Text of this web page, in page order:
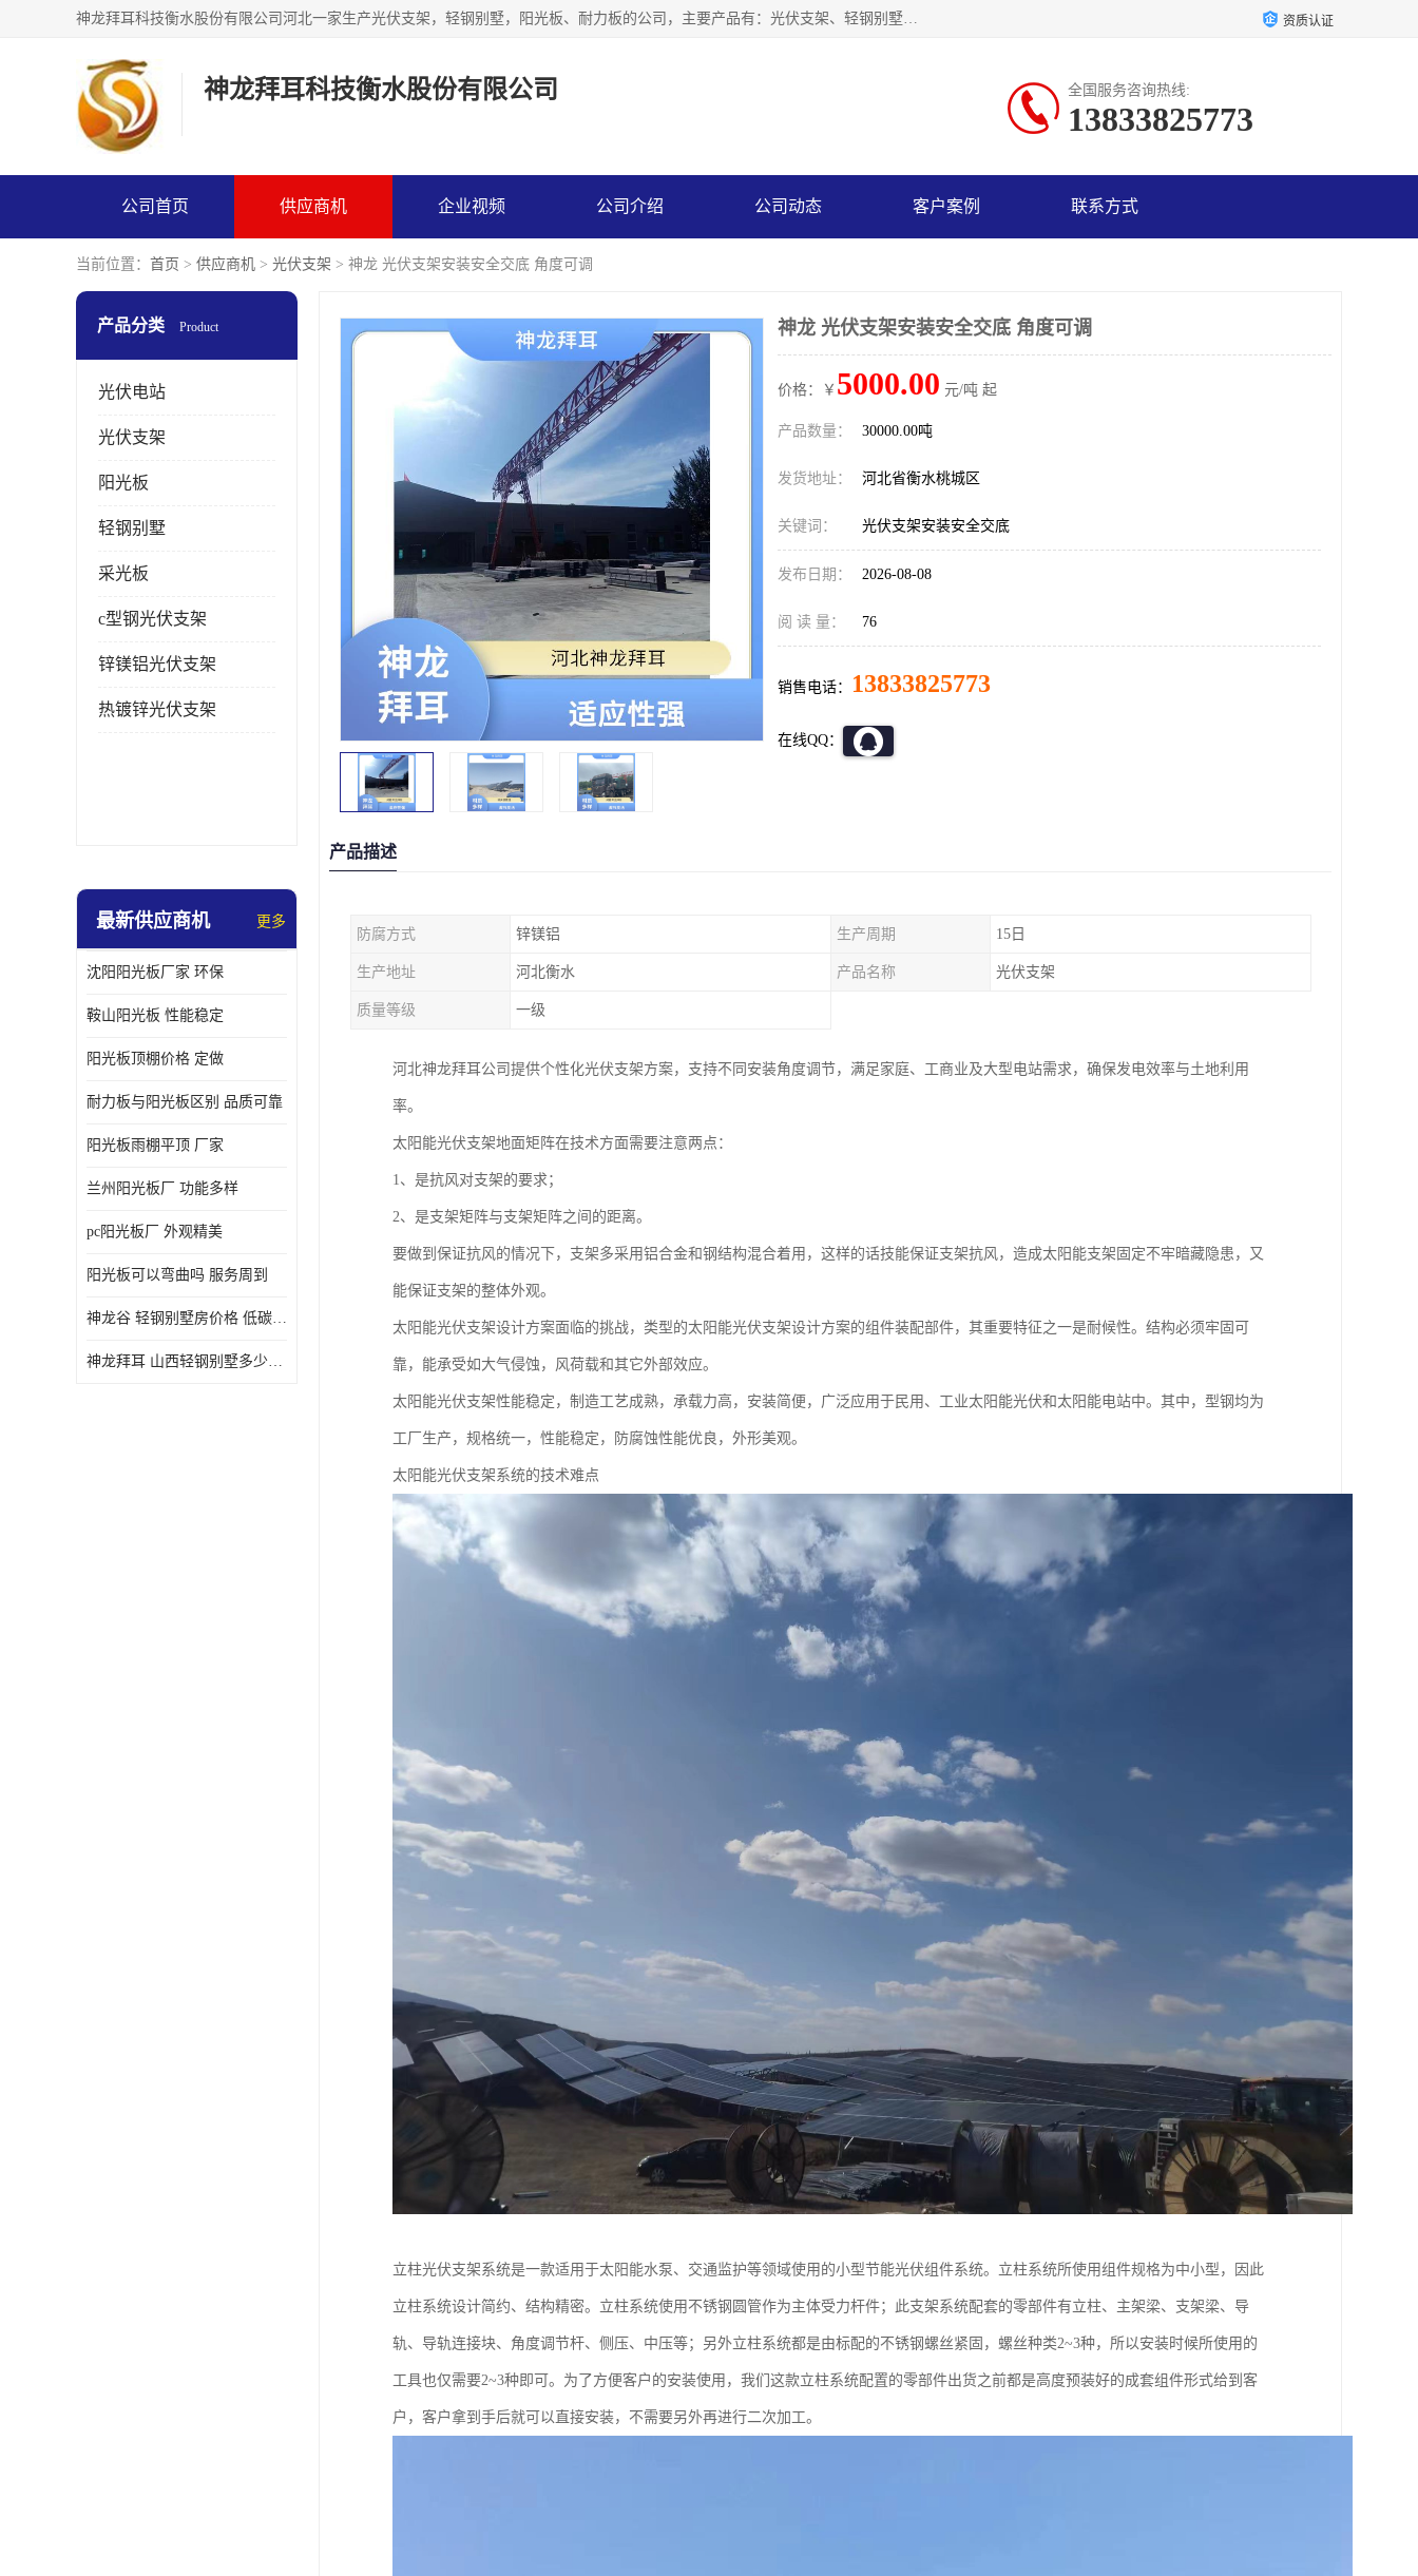
神龙拜耳科技衡水股份有限公司河北一家生产光伏支架，轻钢别墅，阳光板、耐力板的公司，主要产品有：光伏支架、轻钢别墅、阳光板、耐力板、采光板等，公司参与制定了多项标准。 资质认证
神龙拜耳科技衡水股份有限公司 全国服务咨询热线:
13833825773
公司首页 供应商机 企业视频 公司介绍 公司动态 客户案例 联系方式
当前位置： 首页 > 供应商机 > 光伏支架 > 神龙 光伏支架安装安全交底 角度可调
产品分类 Product
光伏电站
光伏支架
阳光板
轻钢别墅
采光板
c型钢光伏支架
锌镁铝光伏支架
热镀锌光伏支架
最新供应商机 更多
沈阳阳光板厂家 环保
鞍山阳光板 性能稳定
阳光板顶棚价格 定做
耐力板与阳光板区别 品质可靠
阳光板雨棚平顶 厂家
兰州阳光板厂 功能多样
pc阳光板厂 外观精美
阳光板可以弯曲吗 服务周到
神龙谷 轻钢别墅房价格 低碳环保
神龙拜耳 山西轻钢别墅多少钱 施工快捷
神龙 光伏支架安装安全交底 角度可调
价格：￥ 5000.00 元/吨 起
产品数量： 30000.00吨
发货地址： 河北省衡水桃城区
关键词： 光伏支架安装安全交底
发布日期： 2026-08-08
阅 读 量： 76
销售电话： 13833825773
在线QQ：
产品描述
防腐方式 锌镁铝 生产周期 15日
生产地址 河北衡水 产品名称 光伏支架
质量等级 一级
河北神龙拜耳公司提供个性化光伏支架方案，支持不同安装角度调节，满足家庭、工商业及大型电站需求，确保发电效率与土地利用
率。
太阳能光伏支架地面矩阵在技术方面需要注意两点：
1、是抗风对支架的要求；
2、是支架矩阵与支架矩阵之间的距离。
要做到保证抗风的情况下，支架多采用铝合金和钢结构混合着用，这样的话技能保证支架抗风，造成太阳能支架固定不牢暗藏隐患，又
能保证支架的整体外观。
太阳能光伏支架设计方案面临的挑战，类型的太阳能光伏支架设计方案的组件装配部件，其重要特征之一是耐候性。结构必须牢固可
靠，能承受如大气侵蚀，风荷载和其它外部效应。
太阳能光伏支架性能稳定，制造工艺成熟，承载力高，安装简便，广泛应用于民用、工业太阳能光伏和太阳能电站中。其中，型钢均为
工厂生产，规格统一，性能稳定，防腐蚀性能优良，外形美观。
太阳能光伏支架系统的技术难点
立柱光伏支架系统是一款适用于太阳能水泵、交通监护等领域使用的小型节能光伏组件系统。立柱系统所使用组件规格为中小型，因此
立柱系统设计简约、结构精密。立柱系统使用不锈钢圆管作为主体受力杆件；此支架系统配套的零部件有立柱、主架梁、支架梁、导
轨、导轨连接块、角度调节杆、侧压、中压等；另外立柱系统都是由标配的不锈钢螺丝紧固，螺丝种类2~3种，所以安装时候所使用的
工具也仅需要2~3种即可。为了方便客户的安装使用，我们这款立柱系统配置的零部件出货之前都是高度预装好的成套组件形式给到客
户，客户拿到手后就可以直接安装，不需要另外再进行二次加工。